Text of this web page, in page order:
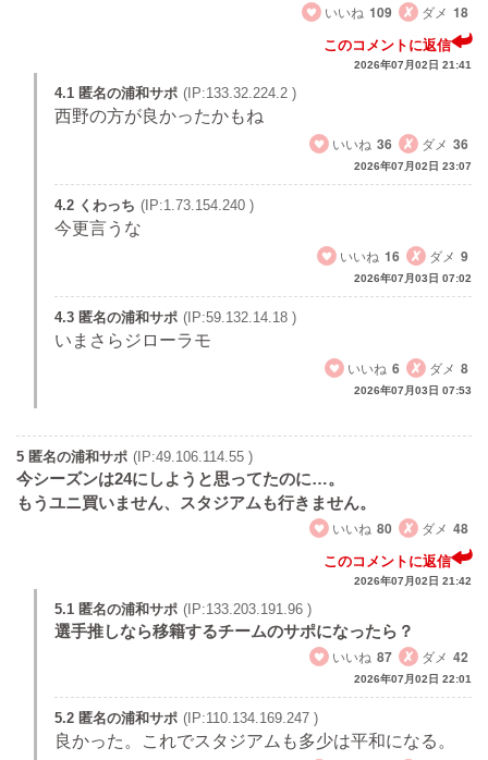
いいね 109 ダメ 18
このコメントに返信
2026年07月02日 21:41
4.1 匿名の浦和サポ (IP:133.32.224.2 )
西野の方が良かったかもね
いいね 36 ダメ 36
2026年07月02日 23:07
4.2 くわっち (IP:1.73.154.240 )
今更言うな
いいね 16 ダメ 9
2026年07月03日 07:02
4.3 匿名の浦和サポ (IP:59.132.14.18 )
いまさらジローラモ
いいね 6 ダメ 8
2026年07月03日 07:53
5 匿名の浦和サポ (IP:49.106.114.55 )
今シーズンは24にしようと思ってたのに…。
もうユニ買いません、スタジアムも行きません。
いいね 80 ダメ 48
このコメントに返信
2026年07月02日 21:42
5.1 匿名の浦和サポ (IP:133.203.191.96 )
選手推しなら移籍するチームのサポになったら？
いいね 87 ダメ 42
2026年07月02日 22:01
5.2 匿名の浦和サポ (IP:110.134.169.247 )
良かった。これでスタジアムも多少は平和になる。